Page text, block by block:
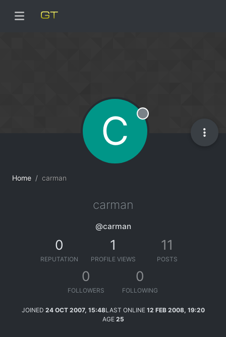
Home carman
C Offline
carman
@carman
0
REPUTATION
1
PROFILE VIEWS
11
POSTS
0
FOLLOWERS
0
FOLLOWING
JOINED 24 OCT 2007, 15:48LAST ONLINE 12 FEB 2008, 19:20
AGE 25